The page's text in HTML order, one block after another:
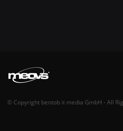
© Copyright bentob it media GmbH - All